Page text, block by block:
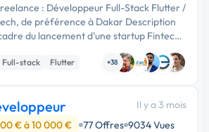
: Développeur Full-Stack Flutter /
de préférence à Dakar Description
du lancement d'une startup Fintech
Full-stack Flutter +38
Il y a 3 mois
€ à 10 000 € 77 Offres 9034 Vues